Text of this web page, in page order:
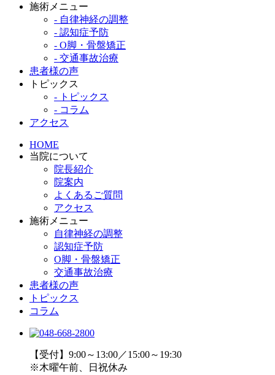
施術メニュー
- 自律神経の調整
- 認知症予防
- O脚・骨盤矯正
- 交通事故治療
患者様の声
トピックス
- トピックス
- コラム
アクセス
HOME
当院について
院長紹介
院案内
よくあるご質問
アクセス
施術メニュー
自律神経の調整
認知症予防
O脚・骨盤矯正
交通事故治療
患者様の声
トピックス
コラム
【受付】9:00～13:00／15:00～19:30
※木曜午前、日祝休み